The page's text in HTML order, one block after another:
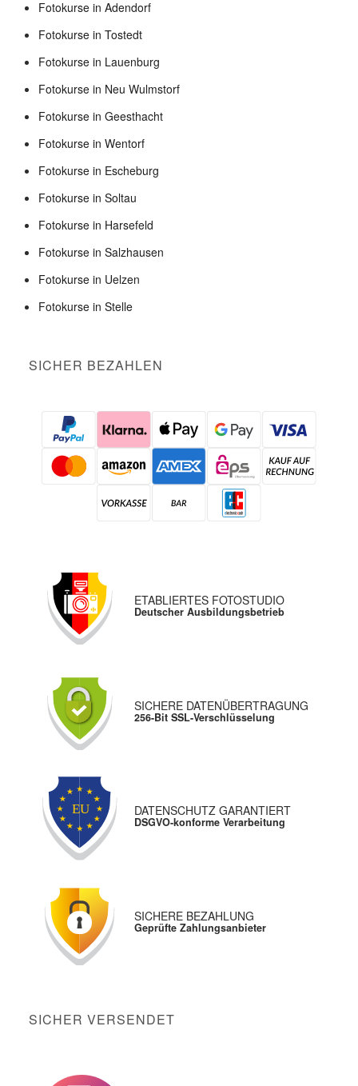
Fotokurse in Adendorf
Fotokurse in Tostedt
Fotokurse in Lauenburg
Fotokurse in Neu Wulmstorf
Fotokurse in Geesthacht
Fotokurse in Wentorf
Fotokurse in Escheburg
Fotokurse in Soltau
Fotokurse in Harsefeld
Fotokurse in Salzhausen
Fotokurse in Uelzen
Fotokurse in Stelle
SICHER BEZAHLEN
ETABLIERTES FOTOSTUDIO
Deutscher Ausbildungsbetrieb
SICHERE DATENÜBERTRAGUNG
256-Bit SSL-Verschlüsselung
DATENSCHUTZ GARANTIERT
DSGVO-konforme Verarbeitung
SICHERE BEZAHLUNG
Geprüfte Zahlungsanbieter
SICHER VERSENDET